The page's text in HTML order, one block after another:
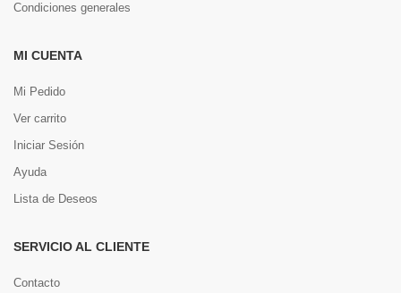
Condiciones generales
MI CUENTA
Mi Pedido
Ver carrito
Iniciar Sesión
Ayuda
Lista de Deseos
SERVICIO AL CLIENTE
Contacto